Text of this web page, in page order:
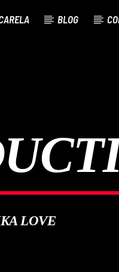
BLOG
LOVE